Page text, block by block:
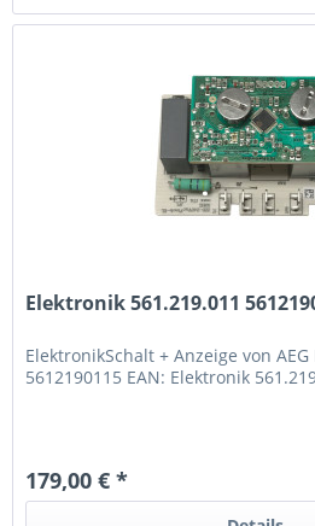
Elektronik 561.219.011
ElektronikSchalt + Anzeige von
5612190115 EAN: Elektronik
179,00 € *